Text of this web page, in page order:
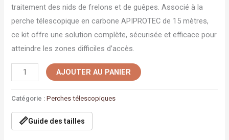
traitement des nids de frelons et de guêpes. Associé à la
perche télescopique en carbone APIPROTEC de 15 mètres,
ce kit offre une solution complète, sécurisée et efficace pour
atteindre les zones difficiles d’accès.
AJOUTER AU PANIER
Catégorie :Perches télescopiques
📏Guide des tailles